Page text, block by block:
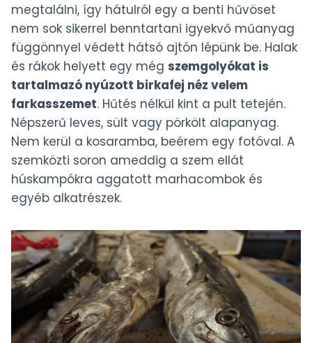
megtalálni, így hátulról egy a benti hűvöset
nem sok sikerrel benntartani igyekvő műanyag
függönnyel védett hátsó ajtón lépünk be. Halak
és rákok helyett egy még szemgolyókat is
tartalmazó nyúzott birkafej néz velem
farkasszemet. Hűtés nélkül kint a pult tetején.
Népszerű leves, sült vagy pörkölt alapanyag.
Nem kerül a kosaramba, beérem egy fotóval. A
szemközti soron ameddig a szem ellát
húskampókra aggatott marhacombok és
egyéb alkatrészek.